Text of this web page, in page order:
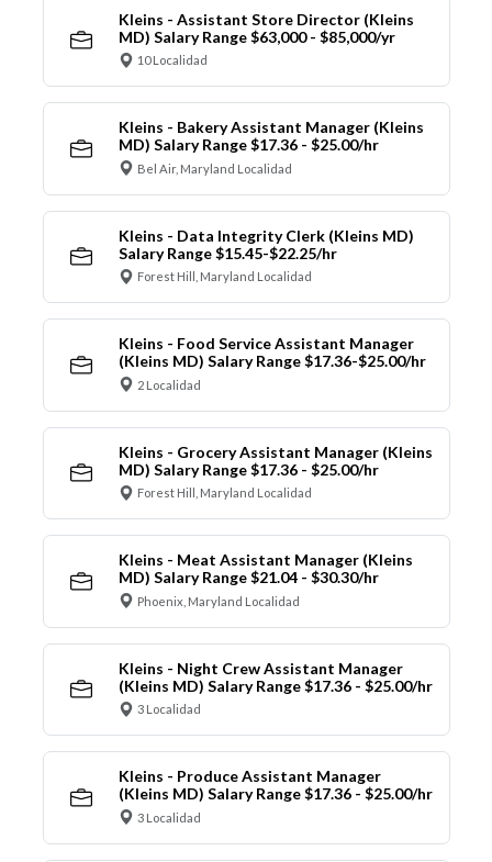
Kleins - Assistant Store Director (Kleins
MD) Salary Range $63,000 - $85,000/yr
10 Localidad
Kleins - Bakery Assistant Manager (Kleins
MD) Salary Range $17.36 - $25.00/hr
Bel Air, Maryland Localidad
Kleins - Data Integrity Clerk (Kleins MD)
Salary Range $15.45-$22.25/hr
Forest Hill, Maryland Localidad
Kleins - Food Service Assistant Manager
(Kleins MD) Salary Range $17.36-$25.00/hr
2 Localidad
Kleins - Grocery Assistant Manager (Kleins
MD) Salary Range $17.36 - $25.00/hr
Forest Hill, Maryland Localidad
Kleins - Meat Assistant Manager (Kleins
MD) Salary Range $21.04 - $30.30/hr
Phoenix, Maryland Localidad
Kleins - Night Crew Assistant Manager
(Kleins MD) Salary Range $17.36 - $25.00/hr
3 Localidad
Kleins - Produce Assistant Manager
(Kleins MD) Salary Range $17.36 - $25.00/hr
3 Localidad